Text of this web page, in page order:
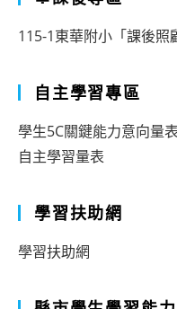
115-1東華附小「課後照
自主學習專區
學生5C關鍵能力意向量表
自主學習量表
學習扶助網
學習扶助網